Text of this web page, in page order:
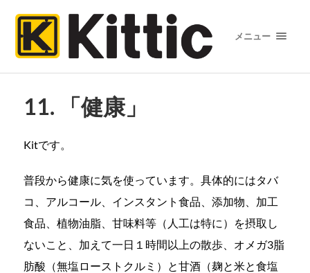
メニュー
11. 「健康」
Kitです。
普段から健康に気を使っています。具体的にはタバ
コ、アルコール、インスタント食品、添加物、加工
食品、植物油脂、甘味料等（人工は特に）を摂取し
ないこと、加えて一日１時間以上の散歩、オメガ3脂
肪酸（無塩ローストクルミ）と甘酒（麹と米と食塩